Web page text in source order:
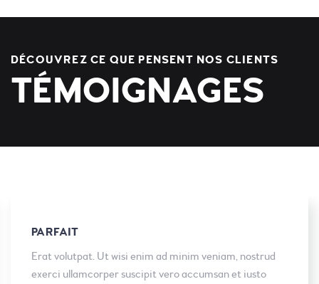
DÉCOUVREZ CE QUE PENSENT NOS CLIENTS
TÉMOIGNAGES
PARFAIT
Erat volutpat. Ut wisi enim ad minim veniam, nostrud
exerci ullamcorper suscipit vero accumsan et iusto